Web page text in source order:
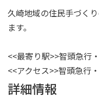
久崎地域の住民手づく
ます。
<<最寄り駅>>智頭急行
<<アクセス>>智頭急行
詳細情報